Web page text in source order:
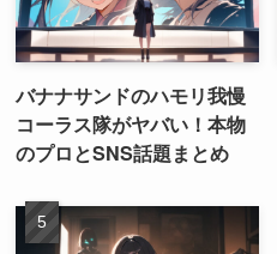
バナナサンドのハモリ我慢
コーラス隊がヤバい！本物
のプロとSNS話題まとめ